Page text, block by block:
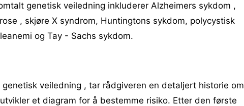
genetisk veiledning inkluderer Alzheimers sykdom ,
, skjøre X syndrom, Huntingtons sykdom, polycystisk
og Tay - Sachs sykdom.
genetisk veiledning , tar rådgiveren en detaljert historie om
et diagram for å bestemme risiko. Etter den første